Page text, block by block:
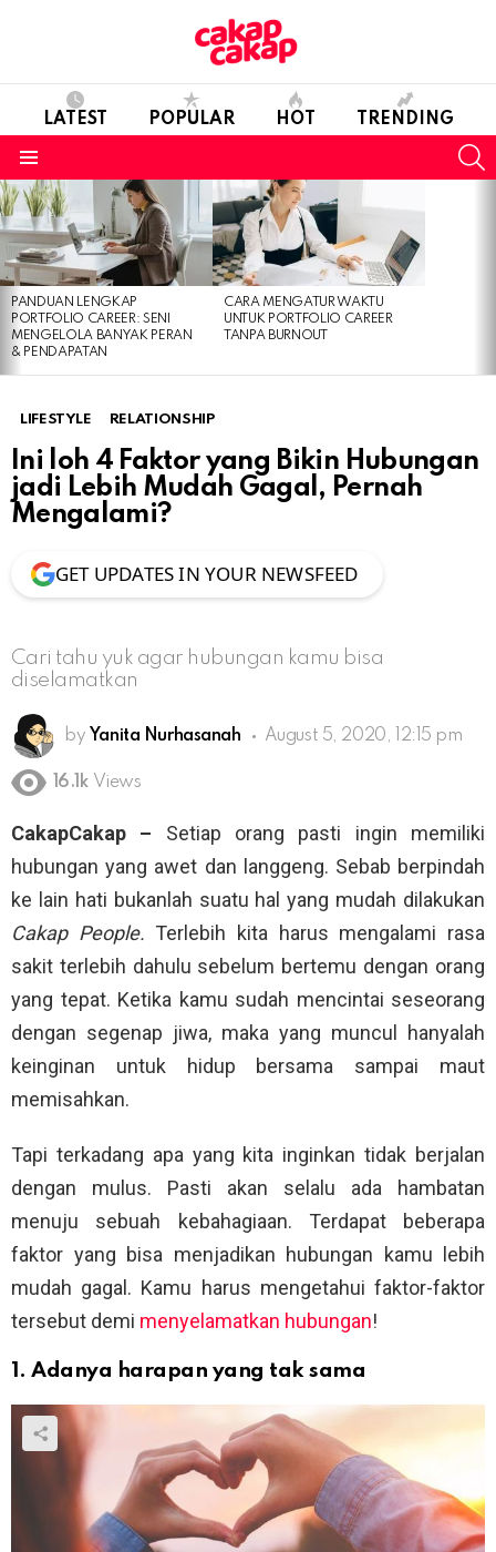
LATEST POPULAR HOT TRENDING
LATEST
STORIES
PANDUAN LENGKAP
PORTFOLIO CAREER: SENI
MENGELOLA BANYAK PERAN
& PENDAPATAN
CARA MENGATUR WAKTU
UNTUK PORTFOLIO CAREER
TANPA BURNOUT
LIFESTYLE RELATIONSHIP
Ini loh 4 Faktor yang Bikin Hubungan
jadi Lebih Mudah Gagal, Pernah
Mengalami?
GET UPDATES IN YOUR NEWSFEED
Cari tahu yuk agar hubungan kamu bisa
diselamatkan
by Yanita Nurhasanah August 5, 2020, 12:15 pm
16.1k Views
CakapCakap – Setiap orang pasti ingin memiliki
hubungan yang awet dan langgeng. Sebab berpindah
ke lain hati bukanlah suatu hal yang mudah dilakukan
Cakap People. Terlebih kita harus mengalami rasa
sakit terlebih dahulu sebelum bertemu dengan orang
yang tepat. Ketika kamu sudah mencintai seseorang
dengan segenap jiwa, maka yang muncul hanyalah
keinginan untuk hidup bersama sampai maut
memisahkan.
Tapi terkadang apa yang kita inginkan tidak berjalan
dengan mulus. Pasti akan selalu ada hambatan
menuju sebuah kebahagiaan. Terdapat beberapa
faktor yang bisa menjadikan hubungan kamu lebih
mudah gagal. Kamu harus mengetahui faktor-faktor
tersebut demi menyelamatkan hubungan!
1. Adanya harapan yang tak sama